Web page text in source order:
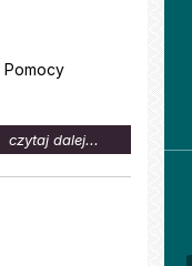
Pomocy
czytaj dalej...
temat:
Zmiana